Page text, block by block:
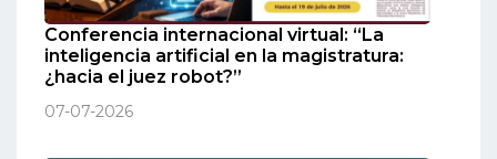
Conferencia internacional virtual: “La
inteligencia artificial en la magistratura:
¿hacia el juez robot?”
07-07-2026